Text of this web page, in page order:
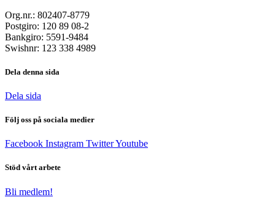
Org.nr.: 802407-8779
Postgiro: 120 89 08-2
Bankgiro: 5591-9484
Swishnr: 123 338 4989
Dela denna sida
Dela sida
Följ oss på sociala medier
Facebook Instagram TwitterYoutube
Stöd vårt arbete
Bli medlem!